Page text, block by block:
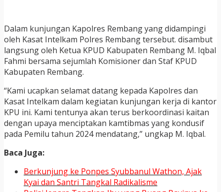
Dalam kunjungan Kapolres Rembang yang didampingi
oleh Kasat Intelkam Polres Rembang tersebut. disambut
langsung oleh Ketua KPUD Kabupaten Rembang M. Iqbal
Fahmi bersama sejumlah Komisioner dan Staf KPUD
Kabupaten Rembang.
“Kami ucapkan selamat datang kepada Kapolres dan
Kasat Intelkam dalam kegiatan kunjungan kerja di kantor
KPU ini. Kami tentunya akan terus berkoordinasi kaitan
dengan upaya menciptakan kamtibmas yang kondusif
pada Pemilu tahun 2024 mendatang,” ungkap M. Iqbal.
Baca Juga:
Berkunjung ke Ponpes Syubbanul Wathon, Ajak
Kyai dan Santri Tangkal Radikalisme